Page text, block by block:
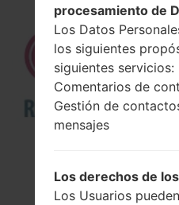
procesamiento de
Los Datos
los siguientes
siguientes servicios:
Comentarios de
Gestión de
mensajes
Los derechos de
Los Usuarios